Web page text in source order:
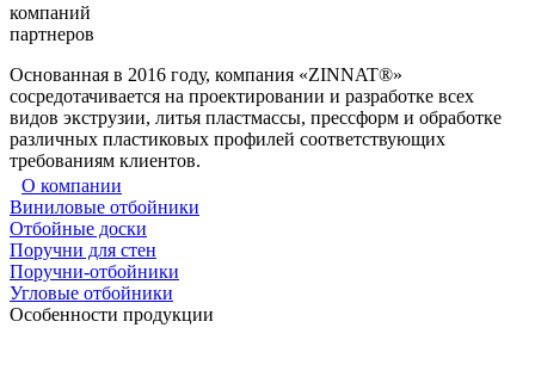
компаний
партнеров
Основанная в 2016 году, компания «ZINNAT®»
сосредотачивается на проектировании и разработке всех
видов экструзии, литья пластмассы, прессформ и обработке
различных пластиковых профилей соответствующих
требованиям клиентов.
О компании
Виниловые отбойники
Отбойные доски
Поручни для стен
Поручни-отбойники
Угловые отбойники
Особенности продукции